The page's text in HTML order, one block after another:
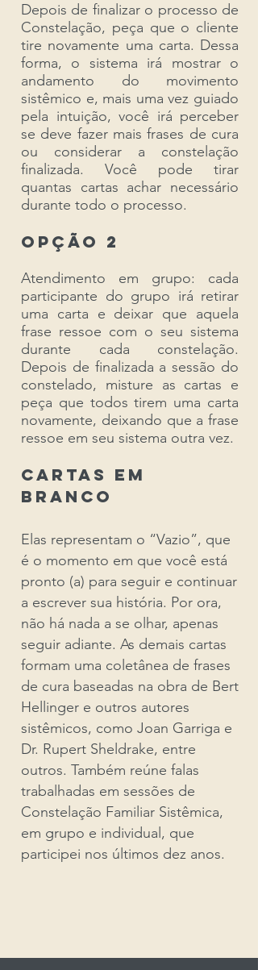
Depois de finalizar o processo de
Constelação, peça que o cliente
tire novamente uma carta. Dessa
forma, o sistema irá mostrar o
andamento do movimento
sistêmico e, mais uma vez guiado
pela intuição, você irá perceber
se deve fazer mais frases de cura
ou considerar a constelação
finalizada. Você pode tirar
quantas cartas achar necessário
durante todo o processo.
Opção 2
Atendimento em grupo: cada
participante do grupo irá retirar
uma carta e deixar que aquela
frase ressoe com o seu sistema
durante cada constelação.
Depois de finalizada a sessão do
constelado, misture as cartas e
peça que todos tirem uma carta
novamente, deixando que a frase
ressoe em seu sistema outra vez.
Cartas em
branco
Elas representam o “Vazio”, que
é o momento em que você está
pronto (a) para seguir e continuar
a escrever sua história. Por ora,
não há nada a se olhar, apenas
seguir adiante. As demais cartas
formam uma coletânea de frases
de cura baseadas na obra de Bert
Hellinger e outros autores
sistêmicos, como Joan Garriga e
Dr. Rupert Sheldrake, entre
outros. Também reúne falas
trabalhadas em sessões de
Constelação Familiar Sistêmica,
em grupo e individual, que
participei nos últimos dez anos.